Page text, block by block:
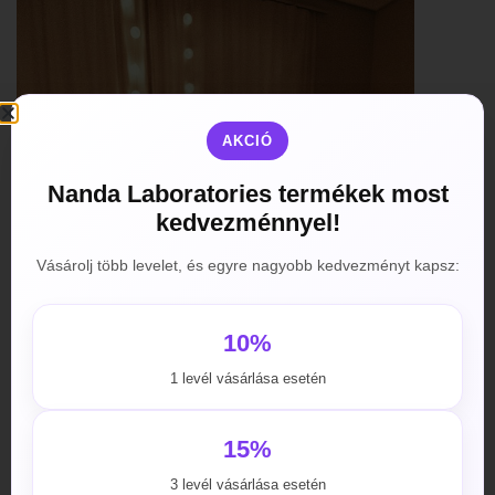
AKCIÓ
Nanda Laboratories termékek most
kedvezménnyel!
Vásárolj több levelet, és egyre nagyobb kedvezményt kapsz:
10%
1 levél vásárlása esetén
15%
3 levél vásárlása esetén